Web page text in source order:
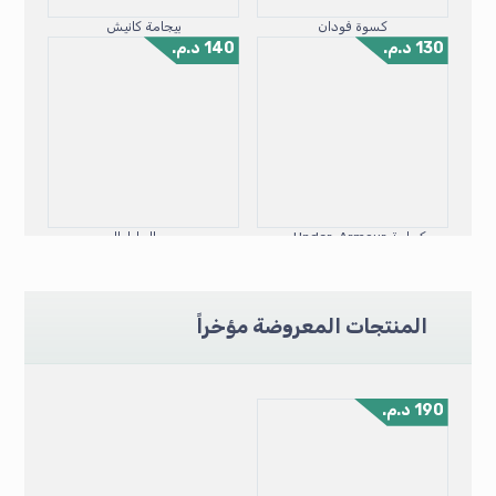
كسوة فودان بيجامة كانيش
130 د.م.
سروال لطوال
140 د.م.
المنتجات المعروضة مؤخراً
190 د.م.